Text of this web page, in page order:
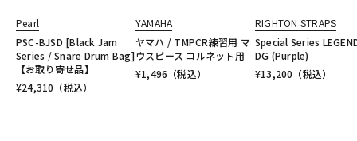
Pearl
PSC-BJSD [Black Jam
Series / Snare Drum Bag]
【お取り寄せ品】
¥24,310 （税込）
YAMAHA
ヤマハ / TMPCR練習用 マ
ウスピース コルネット用
¥1,496 （税込）
RIGHTON STRAPS
Special Series
DG (Purple)
¥13,200 （税込）